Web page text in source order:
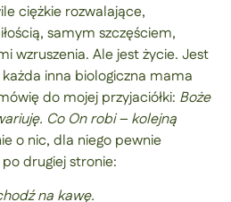
ciężkie rozwalające,
samym szczęściem,
wzruszenia. Ale jest życie. Jest
inna biologiczna mama
do mojej przyjaciółki: Boże
Co On robi – kolejną
o nic, dla niego pewnie
po drugiej stronie:
na kawę.